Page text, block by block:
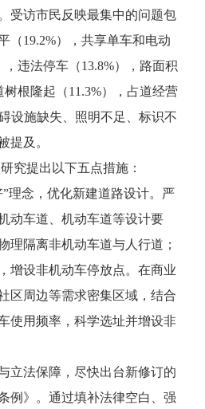
受访市民反映最集中的问题包
（19.2%），共享单车和电动
，违法停车（13.8%），路面积
树根隆起（11.3%），占道经营
设施缺失、照明不足、标识不
提及。
究提出以下五点措施：
理念，优化新建道路设计。严
动车道、机动车道等设计要
理隔离非机动车道与人行道；
增设非机动车停放点。在商业
区周边等需求密集区域，结合
使用频率，科学选址并增设非
立法保障，尽快出台新修订的
例》。通过填补法律空白、强